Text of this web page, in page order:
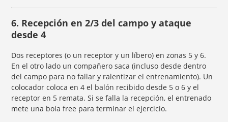
6. Recepción en 2/3 del campo y ataque
desde 4
Dos receptores (o un receptor y un líbero) en zonas 5 y 6.
En el otro lado un compañero saca (incluso desde dentro
del campo para no fallar y ralentizar el entrenamiento). Un
colocador coloca en 4 el balón recibido desde 5 o 6 y el
receptor en 5 remata. Si se falla la recepción, el entrenado
mete una bola free para terminar el ejercicio.